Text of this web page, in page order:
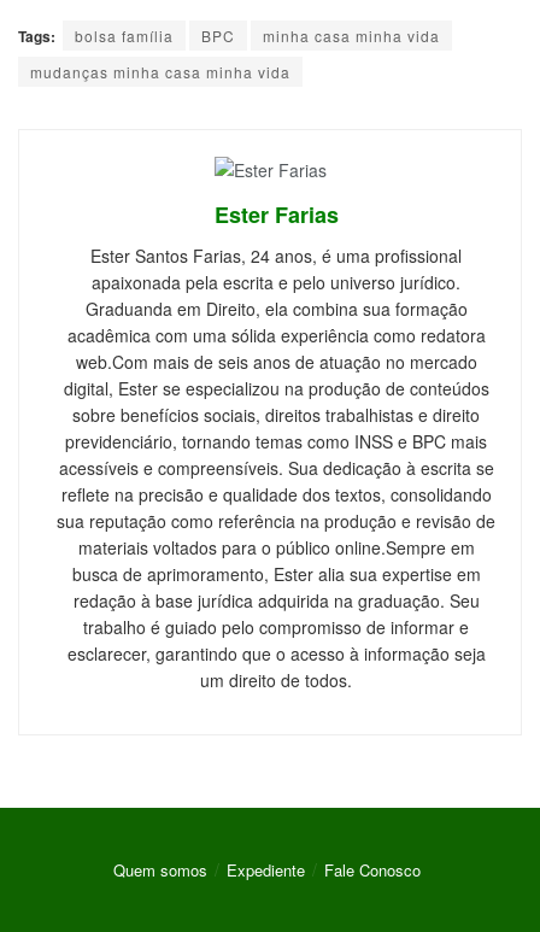
Tags: bolsa família BPC
minha casa minha vida
mudanças minha casa minha vida
Ester Farias
Ester Santos Farias, 24 anos, é uma profissional
apaixonada pela escrita e pelo universo jurídico.
Graduanda em Direito, ela combina sua formação
acadêmica com uma sólida experiência como redatora
web.Com mais de seis anos de atuação no mercado
digital, Ester se especializou na produção de conteúdos
sobre benefícios sociais, direitos trabalhistas e direito
previdenciário, tornando temas como INSS e BPC mais
acessíveis e compreensíveis. Sua dedicação à escrita se
reflete na precisão e qualidade dos textos, consolidando
sua reputação como referência na produção e revisão de
materiais voltados para o público online.Sempre em
busca de aprimoramento, Ester alia sua expertise em
redação à base jurídica adquirida na graduação. Seu
trabalho é guiado pelo compromisso de informar e
esclarecer, garantindo que o acesso à informação seja
um direito de todos.
Quem somos Expediente Fale Conosco